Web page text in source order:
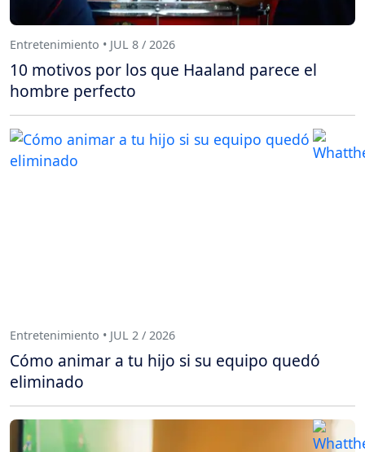
Entretenimiento • JUL 8 / 2026
10 motivos por los que Haaland parece el
hombre perfecto
Entretenimiento • JUL 2 / 2026
Cómo animar a tu hijo si su equipo quedó
eliminado